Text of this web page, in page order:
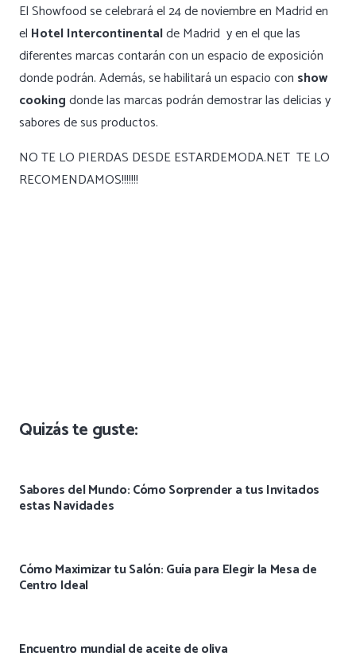
El Showfood se celebrará el 24 de noviembre en Madrid en
el Hotel Intercontinentalde Madrid y en el que las
diferentes marcas contarán con un espacio de exposición
donde podrán. Además, se habilitará un espacio con show
cookingdonde las marcas podrán demostrar las delicias y
sabores de sus productos.
NO TE LO PIERDAS DESDE ESTARDEMODA.NET TE LO
RECOMENDAMOS!!!!!!!
Quizás te guste:
Sabores del Mundo: Cómo Sorprender a tus Invitados
estas Navidades
Cómo Maximizar tu Salón: Guía para Elegir la Mesa de
Centro Ideal
Encuentro mundial de aceite de oliva